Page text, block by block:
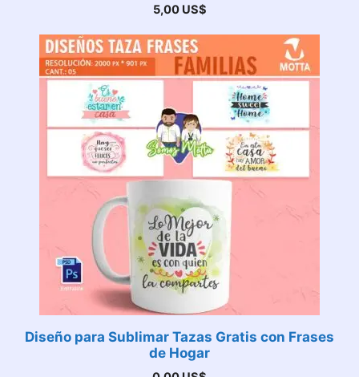
5,00 US$
Diseño para Sublimar Tazas Gratis con Frases
de Hogar